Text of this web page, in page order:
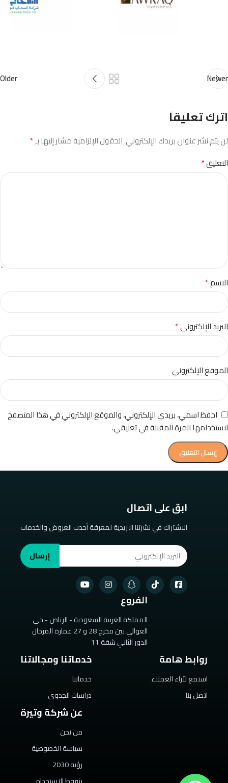
Newer
Older
اترك تعليقاً
لن يتم نشر عنوان بريدك الإلكتروني.الحقول الإلزامية مشار إليها بـ*
التعليق*
الاسم*
البريد الإلكتروني*
الموقع الإلكتروني
احفظ اسمي، بريدي الإلكتروني، والموقع الإلكتروني في هذا المتصفح
لاستخدامها المرة المقبلة في تعليقي.
ابقَ على اتصال
الاشتراك في نشرتنا البريدية لمعرفة أحدث العروض والخدمات
إرسال
الفروع
المملكة العربية السعودية - الرياض - حي
العوالي بين مخرج 28 و 27 عمارة المرجان
الدور الثاني شقة 11
خدماتنا ومجالاتنا
خدماتنا
دراسات الجدوى
روابط هامة
استمع لآراء العملاء
اتصل بنا
عن شركة وتيرة
من نحن
سياسة الخصوصية
رؤية 2030